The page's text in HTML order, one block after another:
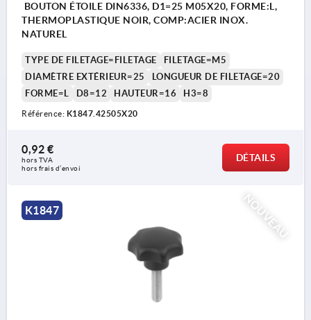
BOUTON ÉTOILE DIN6336, D1=25 M05X20, FORME:L,
THERMOPLASTIQUE NOIR, COMP:ACIER INOX.
NATUREL
TYPE DE FILETAGE=FILETAGE
FILETAGE=M5
DIAMÈTRE EXTÉRIEUR=25
LONGUEUR DE FILETAGE=20
FORME=L
D8=12 HAUTEUR=16 H3=8
Référence: K1847.42505X20
0,92 €
hors TVA
hors frais d’envoi
DÉTAILS
NOUVEAU
K1847